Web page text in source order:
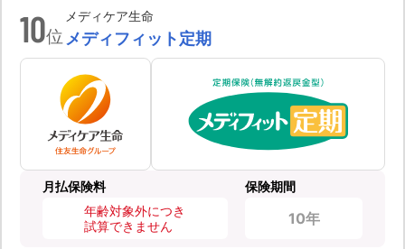
10位
メディケア生命
メディフィット定期
月払保険料
年齢対象外につき
試算できません
保険期間
10年